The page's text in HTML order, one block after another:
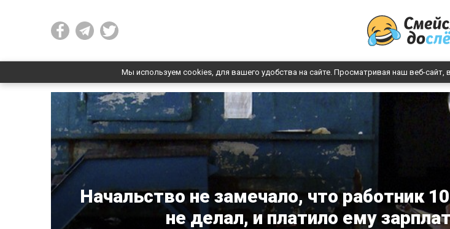
Мы используем cookies, для вашего удобства на сайте. Просматривая наш веб-
Начальство не замечало, что работник
не делал, и платило ему